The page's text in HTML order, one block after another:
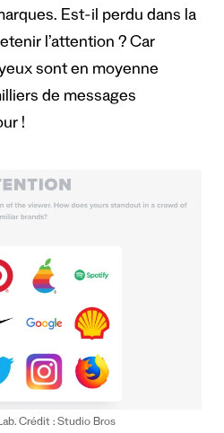
Est-il perdu dans la
l’attention ? Car
sont en moyenne
de messages
!
Crédit : Studio Bros